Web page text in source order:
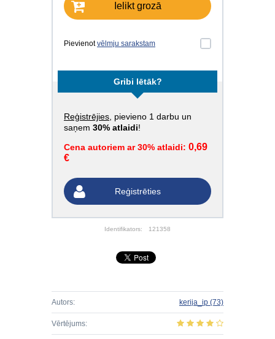
Ielikt grozā
Pievienotvēlmju sarakstam
Gribi lētāk?
Reģistrējies , pievieno 1 darbu un
saņem 30% atlaidi!
Cena autoriem ar 30% atlaidi: 0,69
€
Reģistrēties
Identifikators: 121358
Autors: kerija_ip (73)
Vērtējums: